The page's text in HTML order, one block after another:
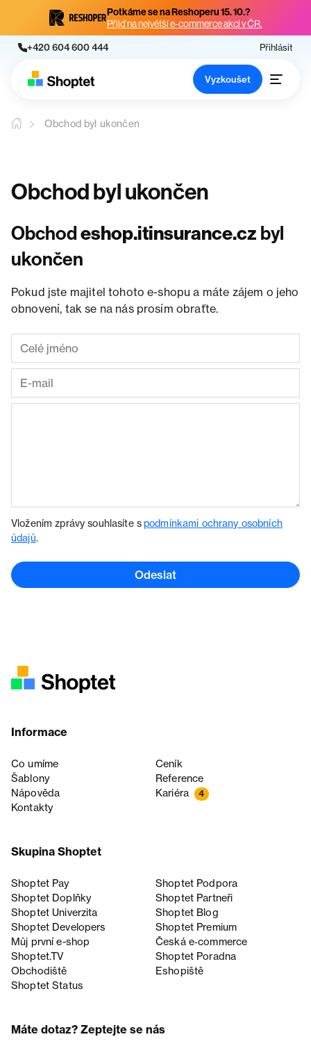
Potkáme se na Reshoperu 15. 10.?
Přijď na největší e-commerce akci v ČR.
+420 604 600 444 Přihlásit
Vyzkoušet
Obchod byl ukončen
Obchod byl ukončen
Obchodeshop.itinsurance.cz byl
ukončen
Pokud jste majitel tohoto e-shopu a máte zájem o jeho
obnovení, tak se na nás prosím obraťte.
Vložením zprávy souhlasíte spodmínkami ochrany osobních
údajů.
Odeslat
Informace
Co umíme
Ceník
Šablony
Reference
Nápověda
Kariéra 4
Kontakty
Skupina Shoptet
Shoptet Pay
Shoptet Podpora
Shoptet Doplňky
Shoptet Partneři
Shoptet Univerzita
Shoptet Blog
Shoptet Developers
Shoptet Premium
Můj první e-shop
Česká e‑commerce
Shoptet.TV
Shoptet Poradna
Obchodiště
Eshopiště
Shoptet Status
Máte dotaz? Zeptejte se nás